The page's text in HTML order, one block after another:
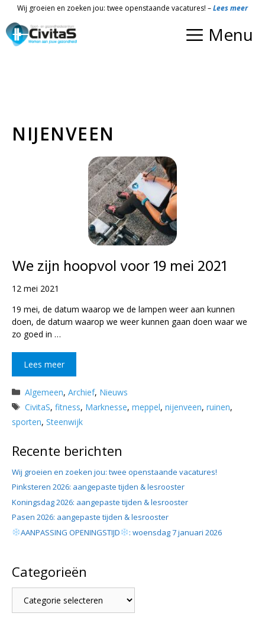
de
inhoud
Wij groeien en zoeken jou: twee openstaande vacatures! –Lees meer
Menu
NIJENVEEN
We zijn hoopvol voor 19 mei 2021
12 mei 2021
19 mei, de datum waarop we de lampen weer aan kunnen
doen, de datum waarop we weer kunnen gaan doen waar we
zo goed in …
Lees meer
Categorieën
Algemeen,Archief, Nieuws
Tags
CivitaS,fitness, Marknesse,meppel,nijenveen,ruinen,
sporten, Steenwijk
Recente berichten
Wij groeien en zoeken jou: twee openstaande vacatures!
Pinksteren 2026: aangepaste tijden & lesrooster
Koningsdag 2026: aangepaste tijden & lesrooster
Pasen 2026: aangepaste tijden & lesrooster
AANPASSING OPENINGSTIJD
: woensdag 7 januari 2026
Categorieën